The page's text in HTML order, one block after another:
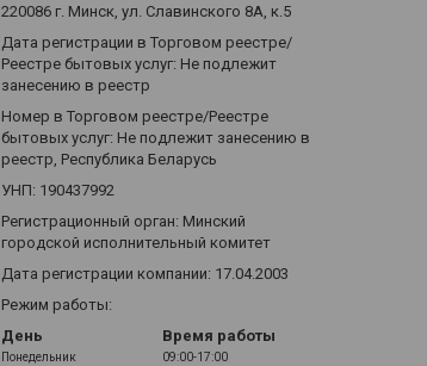
220086 г. Минск, ул. Славинского 8А, к.5
Дата регистрации в Торговом реестре/
Реестре бытовых услуг: Не подлежит
занесению в реестр
Номер в Торговом реестре/Реестре
бытовых услуг: Не подлежит занесению в
реестр, Республика Беларусь
УНП: 190437992
Регистрационный орган: Минский
городской исполнительный комитет
Дата регистрации компании: 17.04.2003
Режим работы:
День
Время работы
Понедельник
09:00-17:00